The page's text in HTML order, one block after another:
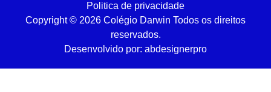
Politica de privacidade
Copyright © 2026 Colégio Darwin Todos os direitos
reservados.
Desenvolvido por: abdesignerpro